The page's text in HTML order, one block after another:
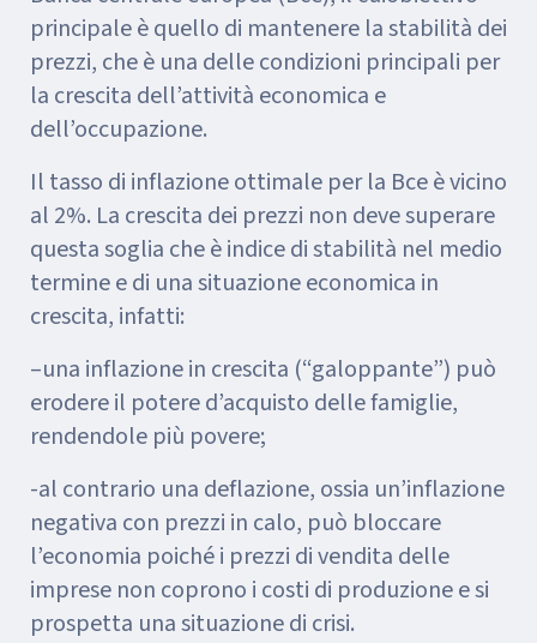
principale è quello di mantenere la stabilità dei
prezzi, che è una delle condizioni principali per
la crescita dell’attività economica e
dell’occupazione.
Il tasso di inflazione ottimale per la Bce è vicino
al 2%. La crescita dei prezzi non deve superare
questa soglia che è indice di stabilità nel medio
termine e di una situazione economica in
crescita, infatti:
–una inflazione in crescita (“galoppante”) può
erodere il potere d’acquisto delle famiglie,
rendendole più povere;
-al contrario una deflazione, ossia un’inflazione
negativa con prezzi in calo, può bloccare
l’economia poiché i prezzi di vendita delle
imprese non coprono i costi di produzione e si
prospetta una situazione di crisi.